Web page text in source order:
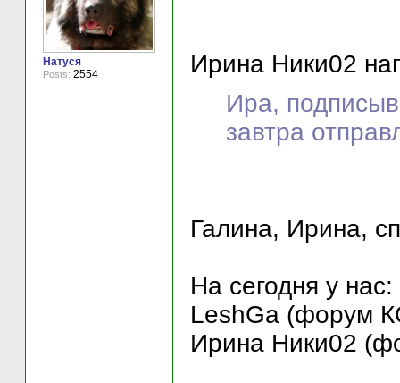
Натуся
Posts: 2554
Ирина Ники02
Ира,
завтра
Галина, Ирина,
На сегодня у нас:
LeshGa (форум
Ирина Ники02